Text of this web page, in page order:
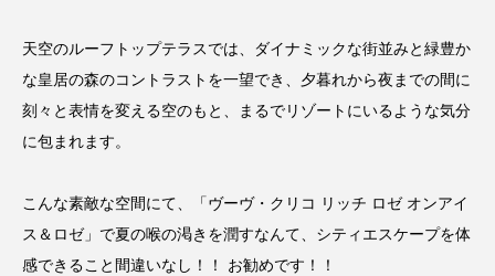
天空のルーフトップテラスでは、ダイナミックな街並みと緑豊か
な皇居の森のコントラストを一望でき、夕暮れから夜までの間に
刻々と表情を変える空のもと、まるでリゾートにいるような気分
に包まれます。
こんな素敵な空間にて、「ヴーヴ・クリコ リッチ ロゼ オンアイ
ス＆ロゼ」で夏の喉の渇きを潤すなんて、シティエスケープを体
感できること間違いなし！！ お勧めです！！